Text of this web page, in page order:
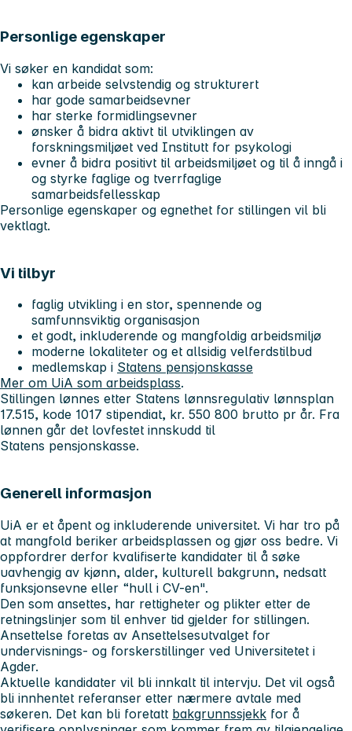
Personlige egenskaper
Vi søker en kandidat som:
kan arbeide selvstendig og strukturert
har gode samarbeidsevner
har sterke formidlingsevner
ønsker å bidra aktivt til utviklingen av
forskningsmiljøet ved Institutt for psykologi
evner å bidra positivt til arbeidsmiljøet og til å inngå i
og styrke faglige og tverrfaglige
samarbeidsfellesskap
Personlige egenskaper og egnethet for stillingen vil bli
vektlagt.
Vi tilbyr
faglig utvikling i en stor, spennende og
samfunnsviktig organisasjon
et godt, inkluderende og mangfoldig arbeidsmiljø
moderne lokaliteter og et allsidig velferdstilbud
medlemskap i Statens pensjonskasse
Mer om UiA som arbeidsplass.
Stillingen lønnes etter Statens lønnsregulativ lønnsplan
17.515, kode 1017 stipendiat, kr. 550 800 brutto pr år. Fra
lønnen går det lovfestet innskudd til
Statens pensjonskasse.
Generell informasjon
UiA er et åpent og inkluderende universitet. Vi har tro på
at mangfold beriker arbeidsplassen og gjør oss bedre. Vi
oppfordrer derfor kvalifiserte kandidater til å søke
uavhengig av kjønn, alder, kulturell bakgrunn, nedsatt
funksjonsevne eller “hull i CV-en".
Den som ansettes, har rettigheter og plikter etter de
retningslinjer som til enhver tid gjelder for stillingen.
Ansettelse foretas av Ansettelsesutvalget for
undervisnings- og forskerstillinger ved Universitetet i
Agder.
Aktuelle kandidater vil bli innkalt til intervju. Det vil også
bli innhentet referanser etter nærmere avtale med
søkeren. Det kan bli foretatt bakgrunnssjekk for å